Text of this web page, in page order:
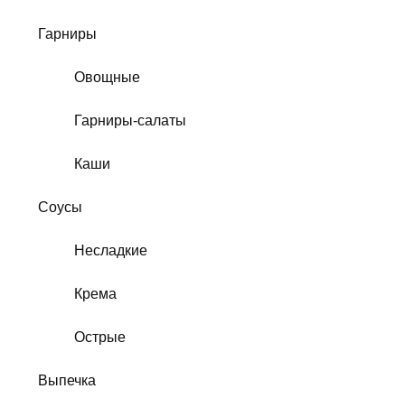
Гарниры
Овощные
Гарниры-салаты
Каши
Соусы
Несладкие
Крема
Острые
Выпечка